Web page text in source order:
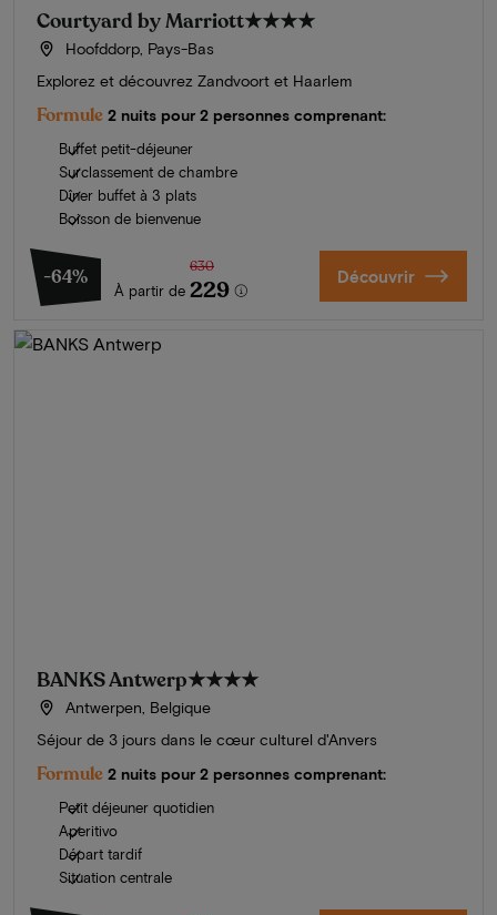
Courtyard by Marriott★★★★
Hoofddorp, Pays-Bas
Explorez et découvrez Zandvoort et Haarlem
Formule 2 nuits pour 2 personnes comprenant:
Buffet petit-déjeuner
Surclassement de chambre
Dîner buffet à 3 plats
Boisson de bienvenue
-64%
À partir de
630
229 Découvrir
BANKS Antwerp★★★★
Antwerpen, Belgique
Séjour de 3 jours dans le cœur culturel d'Anvers
Formule 2 nuits pour 2 personnes comprenant:
Petit déjeuner quotidien
Aperitivo
Départ tardif
Situation centrale